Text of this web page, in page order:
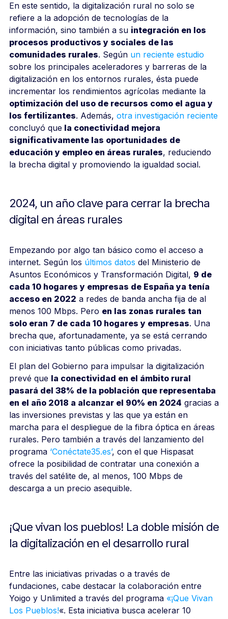
En este sentido, la digitalización rural no solo se
refiere a la adopción de tecnologías de la
información, sino también a su integración en los
procesos productivos y sociales de las
comunidades rurales. Según un reciente estudio
sobre los principales aceleradores y barreras de la
digitalización en los entornos rurales, ésta puede
incrementar los rendimientos agrícolas mediante la
optimización del uso de recursos como el agua y
los fertilizantes. Además, otra investigación reciente
concluyó que la conectividad mejora
significativamente las oportunidades de
educación y empleo en áreas rurales, reduciendo
la brecha digital y promoviendo la igualdad social.
2024, un año clave para cerrar la brecha
digital en áreas rurales
Empezando por algo tan básico como el acceso a
internet. Según los últimos datos del Ministerio de
Asuntos Económicos y Transformación Digital, 9 de
cada 10 hogares y empresas de España ya tenía
acceso en 2022 a redes de banda ancha fija de al
menos 100 Mbps. Pero en las zonas rurales tan
solo eran 7 de cada 10 hogares y empresas. Una
brecha que, afortunadamente, ya se está cerrando
con iniciativas tanto públicas como privadas.
El plan del Gobierno para impulsar la digitalización
prevé que la conectividad en el ámbito rural
pasará del 38% de la población que representaba
en el año 2018 a alcanzar el 90% en 2024 gracias a
las inversiones previstas y las que ya están en
marcha para el despliegue de la fibra óptica en áreas
rurales. Pero también a través del lanzamiento del
programa ‘Conéctate35.es’, con el que Hispasat
ofrece la posibilidad de contratar una conexión a
través del satélite de, al menos, 100 Mbps de
descarga a un precio asequible.
¡Que vivan los pueblos! La doble misión de
la digitalización en el desarrollo rural
Entre las iniciativas privadas o a través de
fundaciones, cabe destacar la colaboración entre
Yoigo y Unlimited a través del programa «¡Que Vivan
Los Pueblos!«. Esta iniciativa busca acelerar 10